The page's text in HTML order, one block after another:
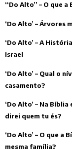
“Do Alto” – O que
‘Do Alto’ – Árvores
‘Do Alto’ – A
Israel
‘Do Alto’ – Qual o
casamento?
‘Do Alto’ – Na
direi quem tu és?
‘Do Alto’ – O que a
mesma família?